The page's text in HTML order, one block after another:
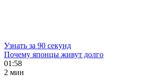
Узнать за 90 секунд
Почему японцы живут долго
01:58
2 мин